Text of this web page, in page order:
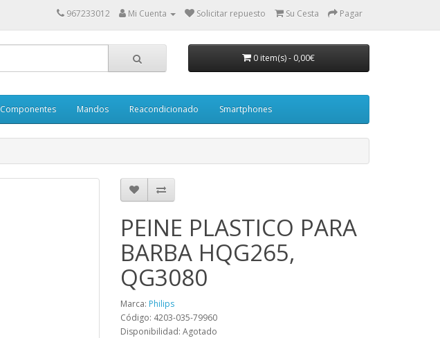
967233012 Mi Cuenta Solicitar repuesto Su Cesta Pagar
0 item(s)- 0,00€
Componentes Mandos Reacondicionado Smartphones
PEINE PLASTICO PARA
BARBA HQG265,
QG3080
Marca: Philips
Código: 4203-035-79960
Disponibilidad: Agotado